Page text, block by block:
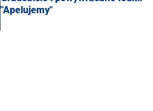
"Apelujemy"